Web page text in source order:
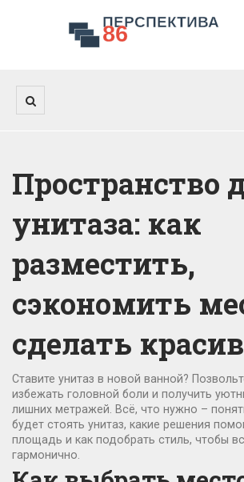
Пространство
унитаза: как
разместить,
сэкономить
сделать
Ставите унитаз в новой ванной?
избежать головной боли и получить
лишних метражей. Всё, что нужно –
будет стоять унитаз, какие решения
площадь и как подобрать стиль, чтобы
гармонично.